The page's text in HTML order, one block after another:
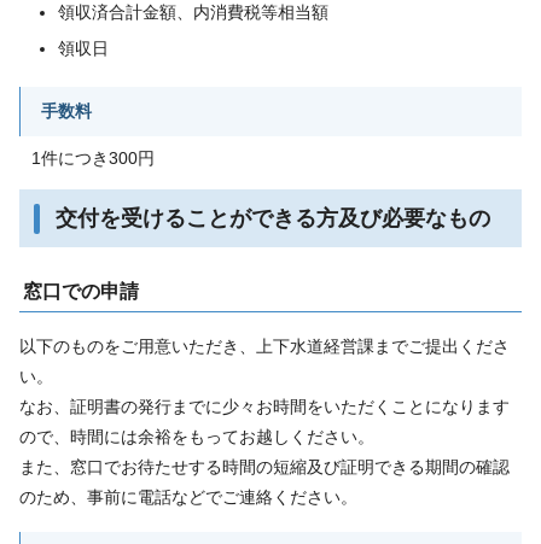
領収済合計金額、内消費税等相当額
領収日
手数料
1件につき300円
交付を受けることができる方及び必要なもの
窓口での申請
以下のものをご用意いただき、上下水道経営課までご提出くださ
い。
なお、証明書の発行までに少々お時間をいただくことになります
ので、時間には余裕をもってお越しください。
また、窓口でお待たせする時間の短縮及び証明できる期間の確認
のため、事前に電話などでご連絡ください。